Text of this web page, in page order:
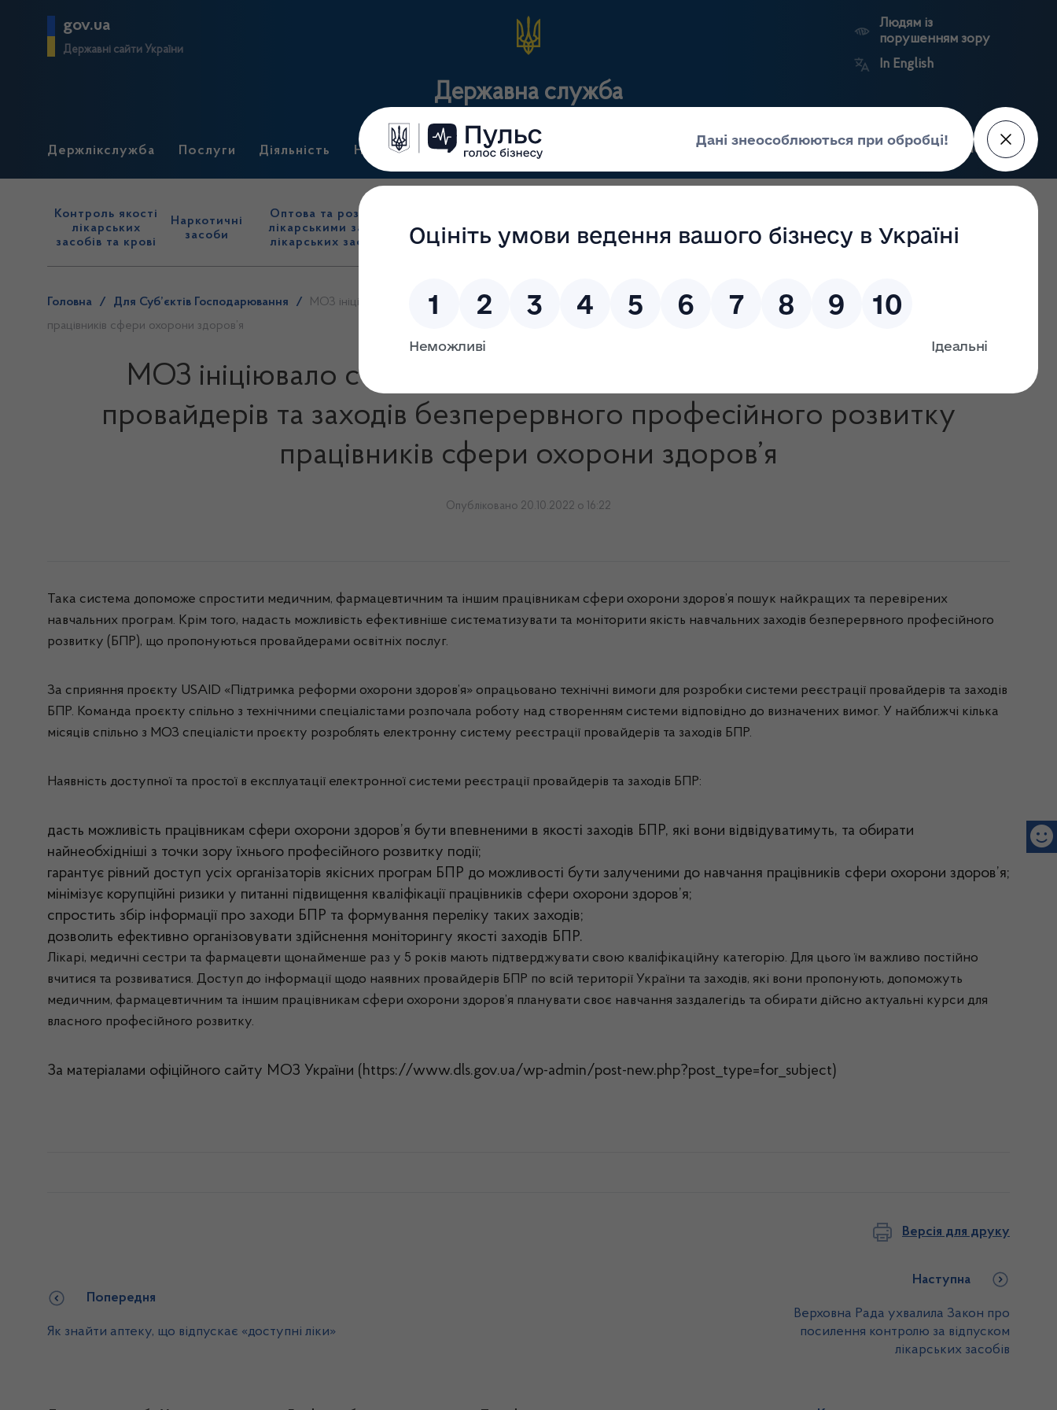
gov.ua
Державні сайти України
Державна служба
Людям із
порушенням зору
In English
Держлікслужба Послуги Діяльність Нормативні документи Для громадськості Прес-центр Пошук
Контроль якості
лікарських
засобів та крові
Наркотичні
засоби
Оптова та роздрібна торгівля
лікарськими засобами, імпорт
лікарських засобів (крім АФІ)
нагляд
(контроль)
засобів, крові та
сертифікація
нагляд
реєстри
портал
Держлікслужби
Головна / Для Суб’єктів Господарювання /
МОЗ ініціювало створення електронної системи реєстрації провайдерів та заходів безперервного професійного розвитку
працівників сфери охорони здоров’я
МОЗ ініціювало створення електронної системи реєстрації
провайдерів та заходів безперервного професійного розвитку
працівників сфери охорони здоров’я
Опубліковано 20.10.2022 о 16:22
Така система допоможе спростити медичним, фармацевтичним та іншим працівникам сфери охорони здоров’я пошук найкращих та перевірених
навчальних програм. Крім того, надасть можливість ефективніше систематизувати та моніторити якість навчальних заходів безперервного професійного
розвитку (БПР), що пропонуються провайдерами освітніх послуг.
За сприяння проєкту USAID «Підтримка реформи охорони здоров’я» опрацьовано технічні вимоги для розробки системи реєстрації провайдерів та заходів
БПР. Команда проєкту спільно з технічними спеціалістами розпочала роботу над створенням системи відповідно до визначених вимог. У найближчі кілька
місяців спільно з МОЗ спеціалісти проєкту розроблять електронну систему реєстрації провайдерів та заходів БПР.
Наявність доступної та простої в експлуатації електронної системи реєстрації провайдерів та заходів БПР:
дасть можливість працівникам сфери охорони здоров’я бути впевненими в якості заходів БПР, які вони відвідуватимуть, та обирати
найнеобхідніші з точки зору їхнього професійного розвитку події;
гарантує рівний доступ усіх організаторів якісних програм БПР до можливості бути залученими до навчання працівників сфери охорони здоров’я;
мінімізує корупційні ризики у питанні підвищення кваліфікації працівників сфери охорони здоров’я;
спростить збір інформації про заходи БПР та формування переліку таких заходів;
дозволить ефективно організовувати здійснення моніторингу якості заходів БПР.
Лікарі, медичні сестри та фармацевти щонайменше раз у 5 років мають підтверджувати свою кваліфікаційну категорію. Для цього їм важливо постійно
вчитися та розвиватися. Доступ до інформації щодо наявних провайдерів БПР по всій території України та заходів, які вони пропонують, допоможуть
медичним, фармацевтичним та іншим працівникам сфери охорони здоров’я планувати своє навчання заздалегідь та обирати дійсно актуальні курси для
власного професійного розвитку.
За матеріалами офіційного сайту МОЗ України (https://www.dls.gov.ua/wp-admin/post-new.php?post_type=for_subject)
Версія для друку
Попередня
Як знайти аптеку, що відпускає «доступні ліки»
Наступна
Верховна Рада ухвалила Закон про
посилення контролю за відпуском
лікарських засобів